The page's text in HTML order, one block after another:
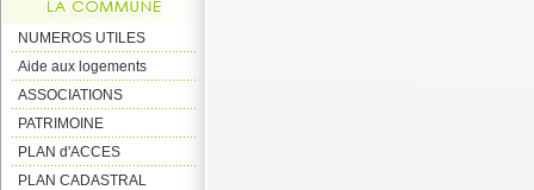
NUMEROS UTILES
Aide aux logements
ASSOCIATIONS
PATRIMOINE
PLAN d'ACCES
PLAN CADASTRAL